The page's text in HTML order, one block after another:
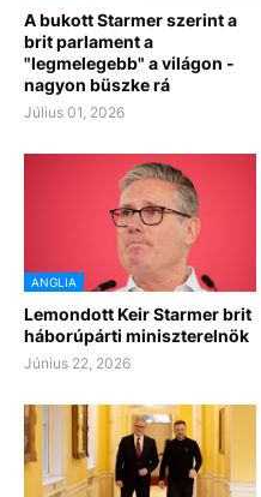
A bukott Starmer szerint a
brit parlament a
"legmelegebb" a világon -
nagyon büszke rá
Július 01, 2026
ANGLIA
Lemondott Keir Starmer brit
háborúpárti miniszterelnök
Június 22, 2026